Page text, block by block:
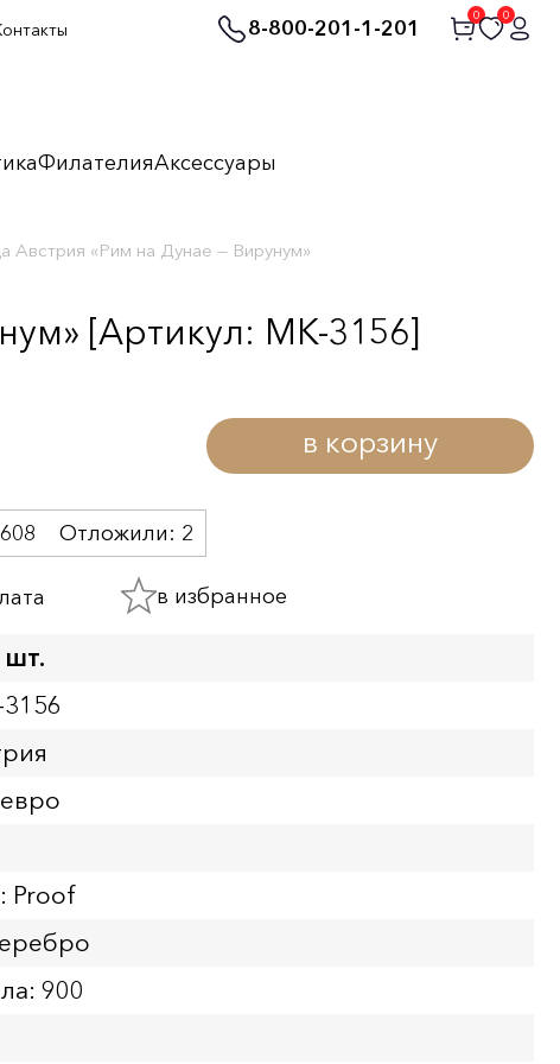
8-800-201-1-201
0 0
ФилателияАксессуары
Австрия «Рим на Дунае — Вирунум»
[Артикул: MK-3156]
в корзину
608 Отложили: 2
в избранное
шт.
Proof
900